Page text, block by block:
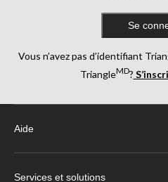
Se
Vous n’avez pas d’identifiant
TriangleMD?
Aide
Services et solutions